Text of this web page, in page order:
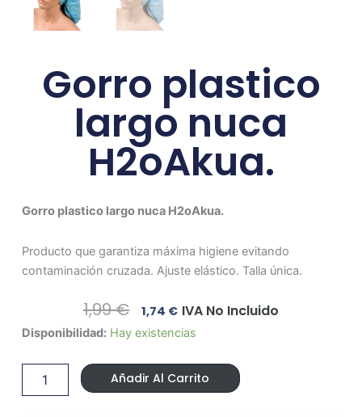
Gorro plastico
largo nuca
H2oAkua.
Gorro plastico largo nuca H2oAkua.
Producto que garantiza máxima higiene evitando
contaminación cruzada. Ajuste elástico. Talla única.
1,99€ El
Precio
Original
Era:
1,99 €.
1,74 €El
Precio
Actual
Es:
1,74 €.
IVA No Incluido
Disponibilidad: Hay existencias
Gorro
largo
nuca
H2oAkua.
Añadir Al Carrito